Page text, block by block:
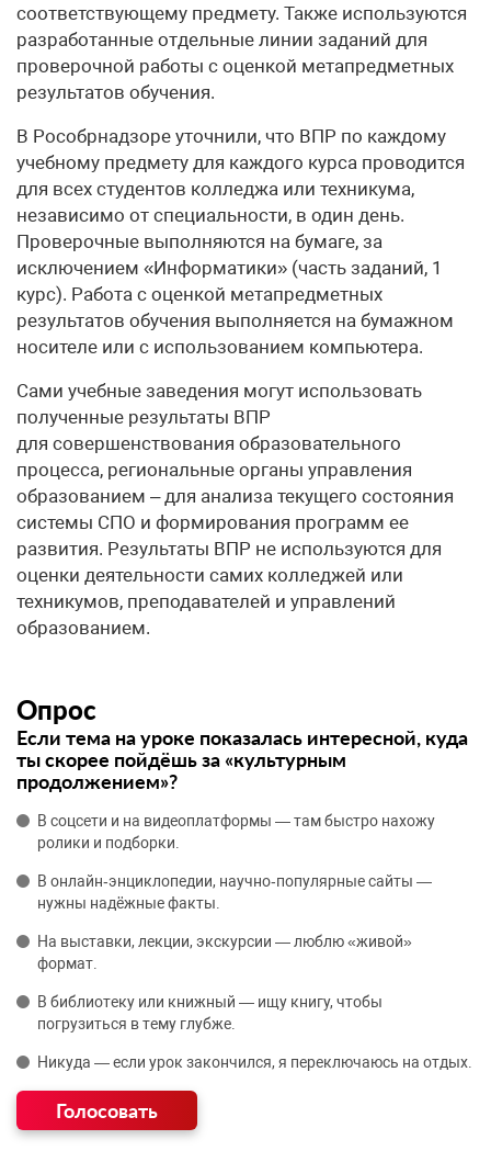
соответствующему предмету. Также используются
разработанные отдельные линии заданий для
проверочной работы с оценкой метапредметных
результатов обучения.
В Рособрнадзоре уточнили, что ВПР по каждому
учебному предмету для каждого курса проводится
для всех студентов колледжа или техникума,
независимо от специальности, в один день.
Проверочные выполняются на бумаге, за
исключением «Информатики» (часть заданий, 1
курс). Работа с оценкой метапредметных
результатов обучения выполняется на бумажном
носителе или с использованием компьютера.
Сами учебные заведения могут использовать
полученные результаты ВПР
для совершенствования образовательного
процесса, региональные органы управления
образованием – для анализа текущего состояния
системы СПО и формирования программ ее
развития. Результаты ВПР не используются для
оценки деятельности самих колледжей или
техникумов, преподавателей и управлений
образованием.
Опрос
Если тема на уроке показалась интересной, куда
ты скорее пойдёшь за «культурным
продолжением»?
В соцсети и на видеоплатформы — там быстро нахожу
ролики и подборки.
В онлайн‑энциклопедии, научно‑популярные сайты —
нужны надёжные факты.
На выставки, лекции, экскурсии — люблю «живой»
формат.
В библиотеку или книжный — ищу книгу, чтобы
погрузиться в тему глубже.
Никуда — если урок закончился, я переключаюсь на отдых.